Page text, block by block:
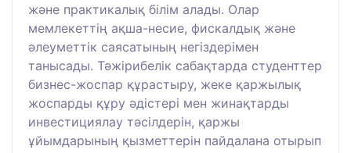
және практикалық білім алады. Олар
мемлекеттің ақша-несие, фискалдық және
әлеуметтік саясатының негіздерімен
танысады. Тәжірибелік сабақтарда студенттер
бизнес-жоспар құрастыру, жеке қаржылық
жоспарды құру әдістері мен жинақтарды
инвестициялау тәсілдерін, қаржы
ұйымдарының қызметтерін пайдалана отырып